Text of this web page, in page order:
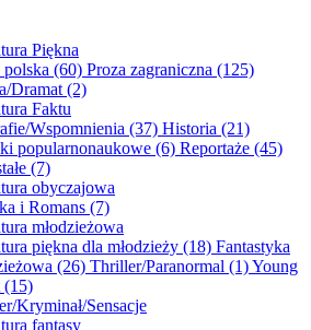
Piękna
polska (60) Proza zagraniczna (125)
Dramat (2)
Faktu
Wspomnienia (37) Historia (21)
popularnonaukowe (6) Reportaże (45)
(7)
obyczajowa
i Romans (7)
młodzieżowa
piękna dla młodzieży (18) Fantastyka
(26) Thriller/Paranormal (1)Young
(15)
Kryminał/Sensacje
fantasy